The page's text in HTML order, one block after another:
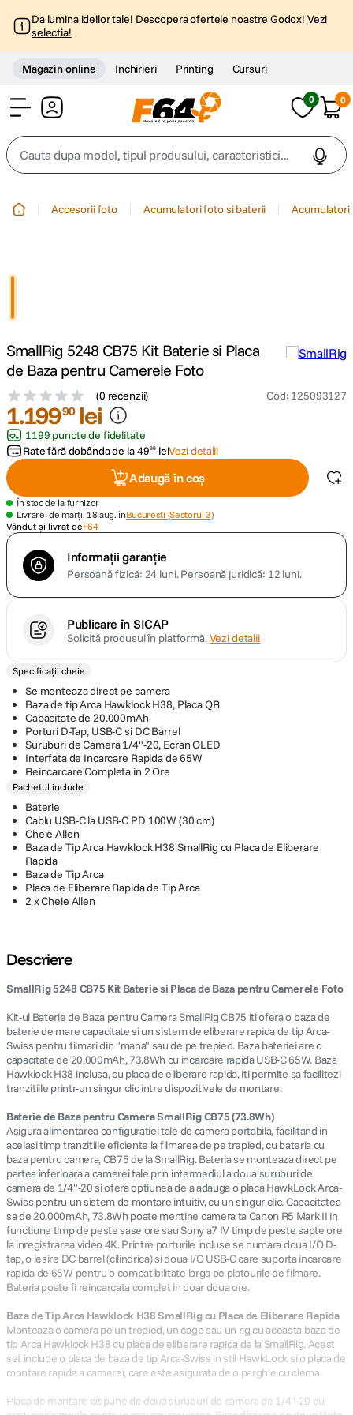
Da lumina ideilor tale! Descopera ofertele noastre Godox! Vezi
selectia!
Magazin online Inchirieri Printing Cursuri
0 0
Cauta dupa model, tipul produsului, caracteristici...
. peak design
canon sx740 hs
6. lavaliera
sony fx
8. card memorie
10. dji osmo
Accesorii foto Acumulatori foto si baterii
SmallRig 5248 CB75 Kit Baterie si Placa
de Baza pentru Camerele Foto
(0 recenzii) Cod: 125093127
1.19990 lei
1199 puncte de fidelitate
Rate fără dobânda de la4999 leiVezi detalii
Adaugă în coș
În stoc de la furnizor
Livrare: de marți, 18 aug. înBucuresti (Sectorul 3)
Vândut și livrat deF64
Informații garanție
Persoană fizică: 24 luni.Persoană juridică: 12 luni.
Publicare în SICAP
Solicită produsul în platformă.Vezi detalii
Specificații cheie
Se monteaza direct pe camera
Baza de tip Arca Hawklock H38, Placa QR
Capacitate de 20.000mAh
Porturi D-Tap, USB-C si DC Barrel
Suruburi de Camera 1/4"-20, Ecran OLED
Interfata de Incarcare Rapida de 65W
Reincarcare Completa in 2 Ore
Pachetul include
Baterie
Cablu USB-C la USB-C PD 100W (30 cm)
Cheie Allen
Baza de Tip Arca Hawklock H38 SmallRig cu Placa de Eliberare
Rapida
Baza de Tip Arca
Placa de Eliberare Rapida de Tip Arca
2 x Cheie Allen
Descriere
SmallRig 5248 CB75 Kit Baterie si Placa de Baza pentru Camerele Foto
Kit-ul Baterie de Baza pentru Camera SmallRig CB75 iti ofera o baza de
baterie de mare capacitate si un sistem de eliberare rapida de tip Arca-
Swiss pentru filmari din "mana" sau de pe trepied. Baza bateriei are o
capacitate de 20.000mAh, 73.8Wh cu incarcare rapida USB-C 65W. Baza
Hawklock H38 inclusa, cu placa de eliberare rapida, iti permite sa facilitezi
tranzitiile printr-un singur clic intre dispozitivele de montare.
Baterie de Baza pentru Camera SmallRig CB75 (73.8Wh)
Asigura alimentarea configuratiei tale de camera portabila, facilitand in
acelasi timp tranzitiile eficiente la filmarea de pe trepied, cu bateria cu
baza pentru camera, CB75 de la SmallRig. Bateria se monteaza direct pe
partea inferioara a camerei tale prin intermediul a doua suruburi de
camera de 1/4"-20 si ofera optiunea de a adauga o placa HawkLock Arca-
Swiss pentru un sistem de montare intuitiv, cu un singur clic. Capacitatea
sa de 20.000mAh, 73.8Wh poate mentine camera ta Canon R5 Mark II in
functiune timp de peste sase ore sau Sony a7 IV timp de peste sapte ore
la inregistrarea video 4K. Printre porturile incluse se numara doua I/O D-
tap, o iesire DC barrel (cilindrica) si doua I/O USB-C care suporta incarcare
rapida de 65W pentru o compatibilitate larga pe platourile de filmare.
Bateria poate fi reincarcata complet in doar doua ore.
Baza de Tip Arca Hawklock H38 SmallRig cu Placa de Eliberare Rapida
Monteaza o camera pe un trepied, un cage sau un rig cu aceasta baza de
tip Arca Hawklock H38 cu placa de eliberare rapida de la SmallRig. Acest
set include o placa de baza de tip Arca-Swiss in stil HawkLock si o placa de
montare rapida a camerei, care este asigurata de o parghie cu clema.
Placa de montare dispune de doua suruburi de camera de 1/4"-20 cu